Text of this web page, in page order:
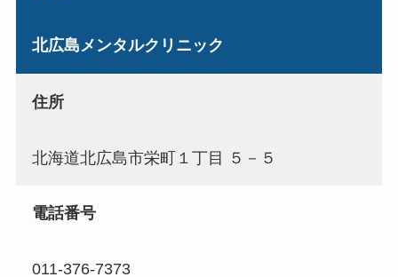
北広島メンタルクリニック
住所
北海道北広島市栄町１丁目 ５－５
電話番号
011-376-7373